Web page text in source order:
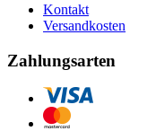
Kontakt
Versandkosten
Zahlungsarten